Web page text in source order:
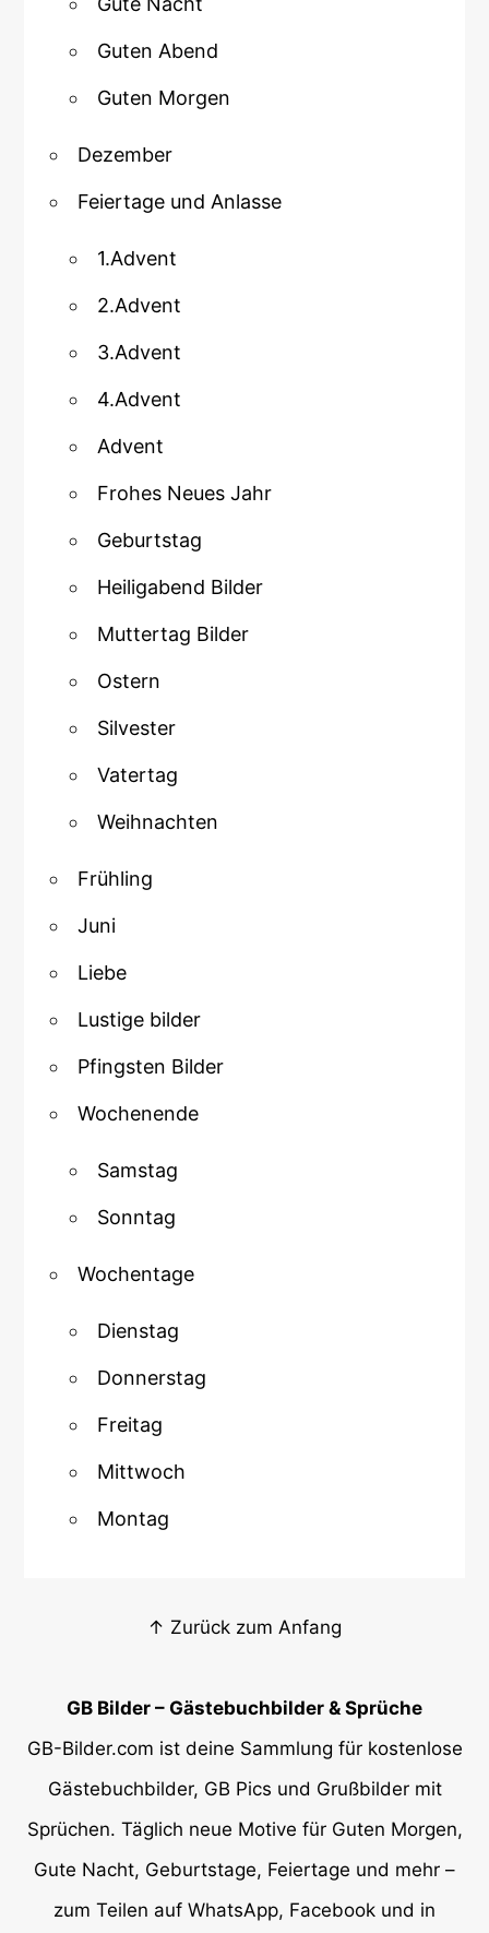
Guten Abend
Guten Morgen
Dezember
Feiertage und Anlasse
1.Advent
2.Advent
3.Advent
4.Advent
Advent
Frohes Neues Jahr
Geburtstag
Heiligabend Bilder
Muttertag Bilder
Ostern
Silvester
Vatertag
Weihnachten
Frühling
Juni
Liebe
Lustige bilder
Pfingsten Bilder
Wochenende
Samstag
Sonntag
Wochentage
Dienstag
Donnerstag
Freitag
Mittwoch
Montag
↑ Zurück zum Anfang
GB Bilder – Gästebuchbilder & Sprüche
GB-Bilder.com ist deine Sammlung für kostenlose
Gästebuchbilder, GB Pics und Grußbilder mit
Sprüchen. Täglich neue Motive für Guten Morgen,
Gute Nacht, Geburtstage, Feiertage und mehr –
zum Teilen auf WhatsApp, Facebook und in